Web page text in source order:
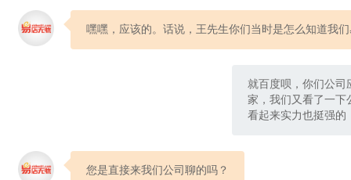
嘿嘿，应该的。话说，王先生你们当时是怎么知道我
就百度呗，你们公司
家，我们又看了一下
看起来实力也挺强的
您是直接来我们公司聊的吗？